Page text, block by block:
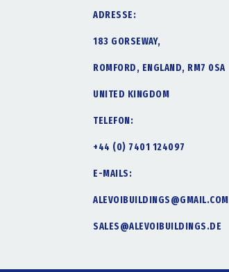
ADRESSE:
183 GORSEWAY,
ROMFORD, ENGLAND, RM7 0SA
UNITED KINGDOM
TELEFON:
+44 (0) 7401 124097
E-MAILS:
ALEVOIBUILDINGS@GMAIL.COM
SALES@ALEVOIBUILDINGS.DE